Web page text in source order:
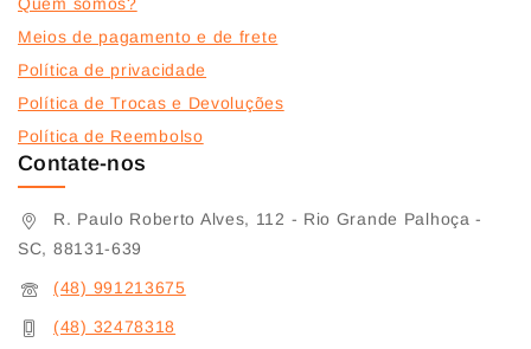
Meios de pagamento e de frete
Política de privacidade
Política de Trocas e Devoluções
Política de Reembolso
Contate-nos
R. Paulo Roberto Alves, 112 - Rio Grande Palhoça -
SC, 88131-639
(48) 991213675
(48) 32478318